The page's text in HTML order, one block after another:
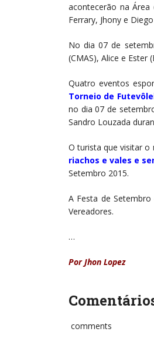
acontecerão na
Ferrary, Jhony e
No dia 07 de
(CMAS), Alice e Ester
Quatro eventos
Torneio de
no dia 07 de
Sandro Louzada
O turista que visitar o
riachos e vales e
Setembro 2015.
A Festa de
Vereadores.
…
Por Jhon Lopez
comments